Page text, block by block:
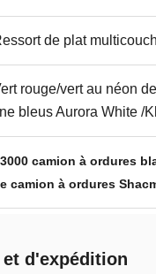
de plat
rouge/vert au néon
bleus Aurora White /
camion à ordures
camion à ordures
d'expédition